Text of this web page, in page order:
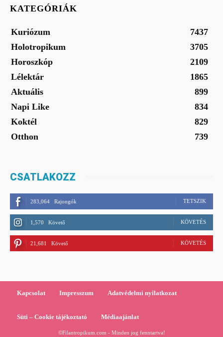
KATEGÓRIÁK
Kuriózum
7437
Holotropikum
3705
Horoszkóp
2109
Lélektár
1865
Aktuális
899
Napi Like
834
Koktél
829
Otthon
739
CSATLAKOZZ
283,064 Rajongók TETSZIK
1,570 Követő KÖVETÉS
21,681 Követő KÖVETÉS
Kapcsolat Impresszum Adatvédelmi nyilatkozat
Süti – Cookie tájékoztató Médiaajánlat
©Filantropikum.com - Minden jog fenntartva!